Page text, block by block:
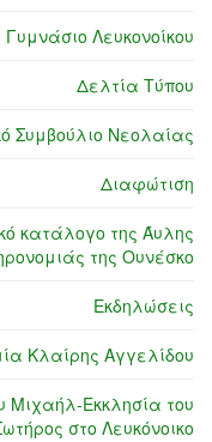
Γυμνάσιο Λευκονοίκου
Δελτία Τύπου
Συμβούλιο Νεολαίας
Διαφώτιση
κατάλογο της Άυλης
της Ουνέσκο
Εκδηλώσεις
Κλαίρης Αγγελίδου
Μιχαήλ-Εκκλησία του
στο Λευκόνοικο